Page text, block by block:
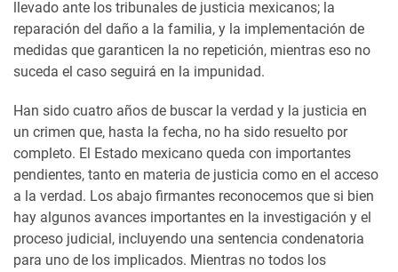
llevado ante los tribunales de justicia mexicanos; la
reparación del daño a la familia, y la implementación de
medidas que garanticen la no repetición, mientras eso no
suceda el caso seguirá en la impunidad.
Han sido cuatro años de buscar la verdad y la justicia en
un crimen que, hasta la fecha, no ha sido resuelto por
completo. El Estado mexicano queda con importantes
pendientes, tanto en materia de justicia como en el acceso
a la verdad. Los abajo firmantes reconocemos que si bien
hay algunos avances importantes en la investigación y el
proceso judicial, incluyendo una sentencia condenatoria
para uno de los implicados. Mientras no todos los